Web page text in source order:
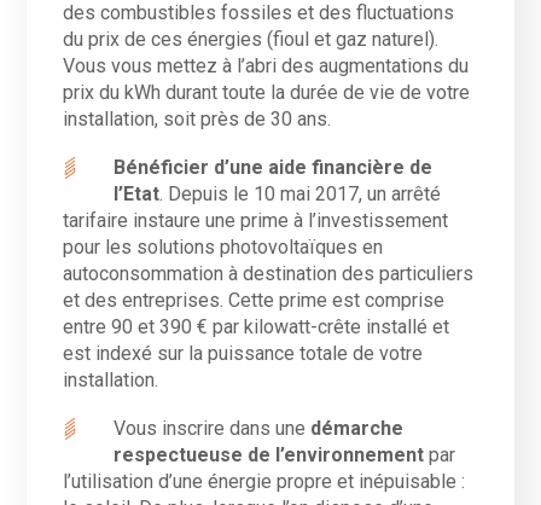
des combustibles fossiles et des fluctuations
du prix de ces énergies (fioul et gaz naturel).
Vous vous mettez à l’abri des augmentations du
prix du kWh durant toute la durée de vie de votre
installation, soit près de 30 ans.
Bénéficier d’une aide financière de
l’Etat. Depuis le 10 mai 2017, un arrêté
tarifaire instaure une prime à l’investissement
pour les solutions photovoltaïques en
autoconsommation à destination des particuliers
et des entreprises. Cette prime est comprise
entre 90 et 390 € par kilowatt-crête installé et
est indexé sur la puissance totale de votre
installation.
Vous inscrire dans une démarche
respectueuse de l’environnement par
l’utilisation d’une énergie propre et inépuisable :